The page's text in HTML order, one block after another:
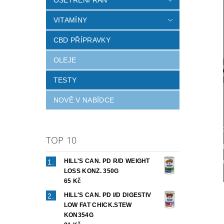
VITAMÍNY
CBD PŘÍPRAVKY
OLEJE
TESTY
NOVĚ V NABÍDCE
TOP 10
HILL'S CAN. PD R/D WEIGHT
LOSS KONZ. 350G
65 Kč
HILL'S CAN. PD I/D DIGESTIV
LOW FAT CHICK.STEW
KON354G